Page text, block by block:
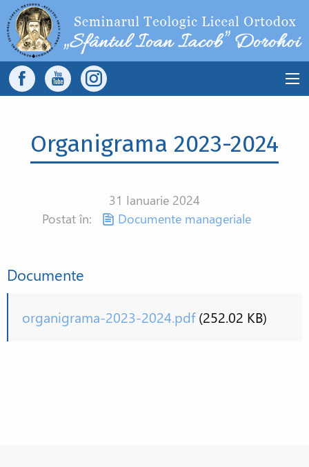
Sari la conținutul principal
Main
Organigrama 2023-2024
31 Ianuarie 2024
Postat în:
Documente manageriale
Documente
organigrama-2023-2024.pdf (252.02 KB)